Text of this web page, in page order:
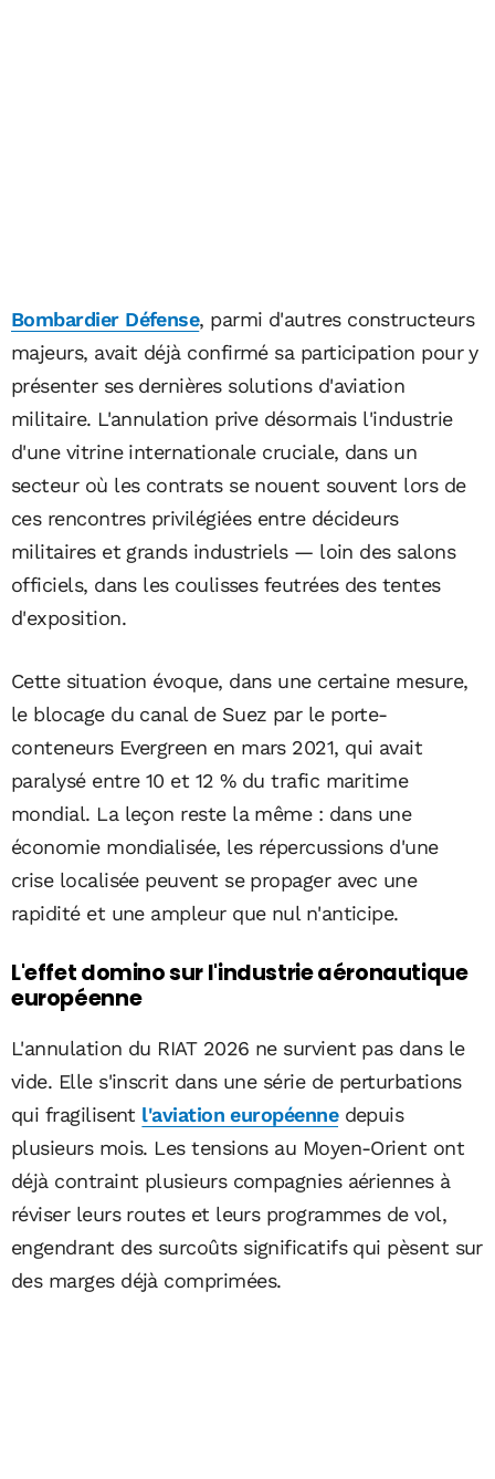
Bombardier Défense, parmi d'autres constructeurs
majeurs, avait déjà confirmé sa participation pour y
présenter ses dernières solutions d'aviation
militaire. L'annulation prive désormais l'industrie
d'une vitrine internationale cruciale, dans un
secteur où les contrats se nouent souvent lors de
ces rencontres privilégiées entre décideurs
militaires et grands industriels — loin des salons
officiels, dans les coulisses feutrées des tentes
d'exposition.
Cette situation évoque, dans une certaine mesure,
le blocage du canal de Suez par le porte-
conteneurs Evergreen en mars 2021, qui avait
paralysé entre 10 et 12 % du trafic maritime
mondial. La leçon reste la même : dans une
économie mondialisée, les répercussions d'une
crise localisée peuvent se propager avec une
rapidité et une ampleur que nul n'anticipe.
L'effet domino sur l'industrie aéronautique
européenne
L'annulation du RIAT 2026 ne survient pas dans le
vide. Elle s'inscrit dans une série de perturbations
qui fragilisent l'aviation européennedepuis
plusieurs mois. Les tensions au Moyen-Orient ont
déjà contraint plusieurs compagnies aériennes à
réviser leurs routes et leurs programmes de vol,
engendrant des surcoûts significatifs qui pèsent sur
des marges déjà comprimées.